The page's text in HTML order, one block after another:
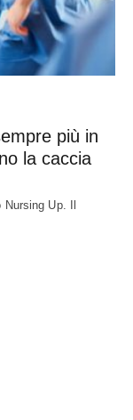
più in
la caccia
Up. Il